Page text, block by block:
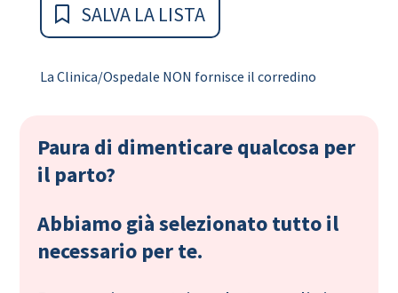
SALVA LA LISTA
La Clinica/Ospedale NON fornisce il corredino
Paura di dimenticare qualcosa per
il parto?
Abbiamo già selezionato tutto il
necessario per te.